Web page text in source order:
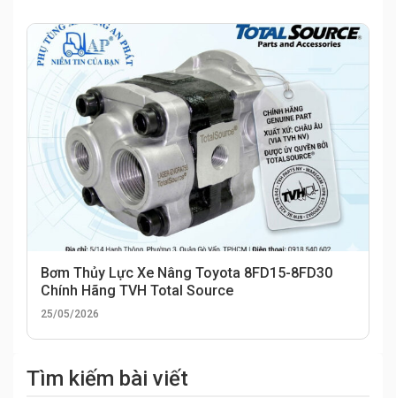
Bơm Thủy Lực Xe Nâng Toyota 8FD15-8FD30
Chính Hãng TVH Total Source
25/05/2026
Tìm kiếm bài viết